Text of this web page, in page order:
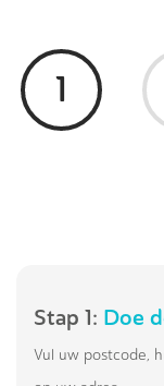
1
Stap 1: Doe
Vul uw postcode,